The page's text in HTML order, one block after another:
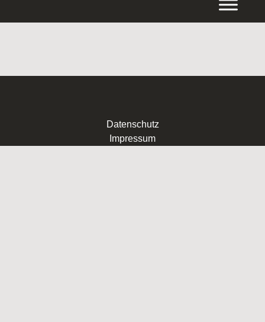
springen
Datenschutz
Impressum